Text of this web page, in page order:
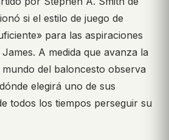
si el estilo de juego de
para las aspiraciones
A medida que avanza la
del baloncesto observa
elegirá uno de sus
todos los tiempos perseguir su